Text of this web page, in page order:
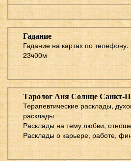
Гадание
Гадание на картах по
23ч00м
Таролог Аня Солнце Санкт-
Терапевтические расклады,
расклады
Расклады на тему любви,
Расклады о карьере, работе,